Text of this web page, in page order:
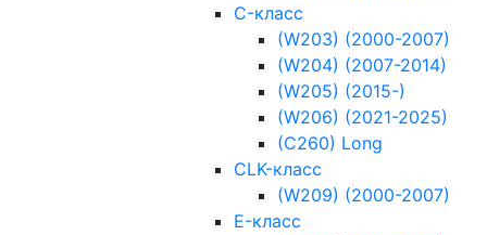
C-класс
(W203) (2000-2007)
(W204) (2007-2014)
(W205) (2015-)
(W206) (2021-2025)
(С260) Long
CLK-класс
(W209) (2000-2007)
E-класс